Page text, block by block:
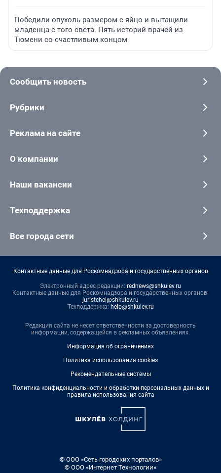
Победили опухоль размером с яйцо и вытащили
младенца с того света. Пять историй врачей из
Тюмени со счастливым концом
Сообщить новость
Рубрики
Реклама на сайте
О компании
Наши вакансии
Техподдержка
Все города сети
Контактные данные для Роскомнадзора и государственных органов
Электронный адрес редакции: rednews@shkulev.ru
Контактные данные для Роскомнадзора и государственных органов:
juristchel@shkulev.ru
Техподдержка: help@shkulev.ru
Редакция сайта не несет ответственности за достоверность
информации, содержащейся в рекламных объявлениях.
Информация об ограничениях
Политика использования cookies
Рекомендательные системы
Политика конфиденциальности и обработки персональных данных и
правила использования сайта
© ООО «Сеть городских порталов»
© ООО «Интернет Технологии»